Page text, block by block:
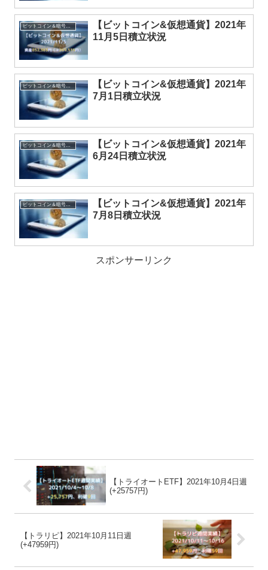
ビットコイン＆暗号資産
【ビットコイン&仮想通貨】2021年
11月5日積立状況
【ビットコイン&仮想通貨】2021年
7月1日積立状況
ビットコイン＆暗号資産
【ビットコイン&仮想通貨】2021年
6月24日積立状況
ビットコイン＆暗号資産
【ビットコイン&仮想通貨】2021年
7月8日積立状況
スポンサーリンク
【トライオートETF】2021年10月4日週
(+25757円)
【トラリピ】2021年10月11日週
(+47959円)